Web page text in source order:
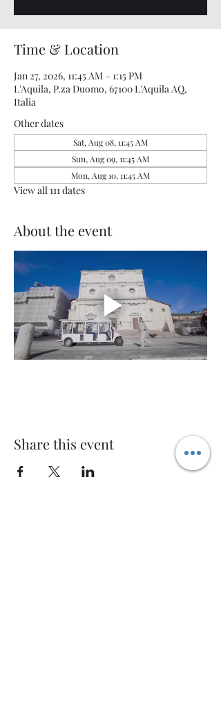
Time & Location
Jan 27, 2026, 11:45 AM – 1:15 PM
L'Aquila, P.za Duomo, 67100 L'Aquila AQ,
Italia
Other dates
Sat, Aug 08, 11:45 AM
Sun, Aug 09, 11:45 AM
Mon, Aug 10, 11:45 AM
View all 111 dates
About the event
Share this event